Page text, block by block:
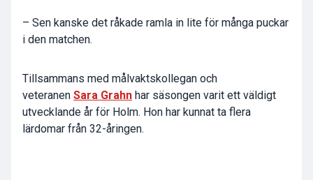
– Sen kanske det råkade ramla in lite för många puckar
i den matchen.
Tillsammans med målvaktskollegan och
veteranen Sara Grahn har säsongen varit ett väldigt
utvecklande år för Holm. Hon har kunnat ta flera
lärdomar från 32-åringen.